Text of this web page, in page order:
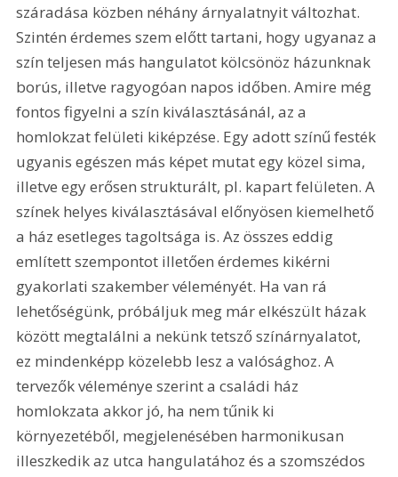
száradása közben néhány árnyalatnyit változhat.
Szintén érdemes szem előtt tartani, hogy ugyanaz a
szín teljesen más hangulatot kölcsönöz házunknak
borús, illetve ragyogóan napos időben. Amire még
fontos figyelni a szín kiválasztásánál, az a
homlokzat felületi kiképzése. Egy adott színű festék
ugyanis egészen más képet mutat egy közel sima,
illetve egy erősen strukturált, pl. kapart felületen. A
színek helyes kiválasztásával előnyösen kiemelhető
a ház esetleges tagoltsága is. Az összes eddig
említett szempontot illetően érdemes kikérni
gyakorlati szakember véleményét. Ha van rá
lehetőségünk, próbáljuk meg már elkészült házak
között megtalálni a nekünk tetsző színárnyalatot,
ez mindenképp közelebb lesz a valósághoz. A
tervezők véleménye szerint a családi ház
homlokzata akkor jó, ha nem tűnik ki
környezetéből, megjelenésében harmonikusan
illeszkedik az utca hangulatához és a szomszédos